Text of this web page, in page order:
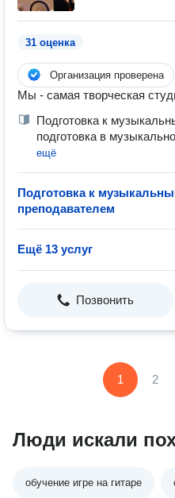
31 оценка
Организация проверена
Мы - самая творческая
Подготовка к
подготовка в
ещё
Подготовка к
преподавателем
Ещё 13 услуг
Позвонить
1 2
Люди искали
обучение игре на гитаре